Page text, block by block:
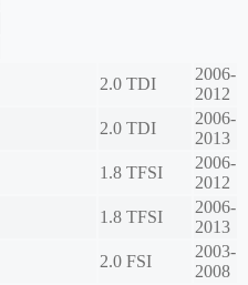
2.0 TDI
2006-
2012
2.0 TDI
2006-
2013
1.8 TFSI
2006-
2012
1.8 TFSI
2006-
2013
2.0 FSI
2003-
2008